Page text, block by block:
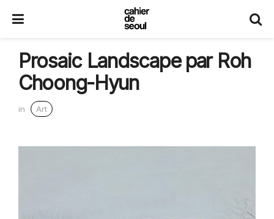
Prosaic Landscape par Roh
Choong-Hyun
in Art